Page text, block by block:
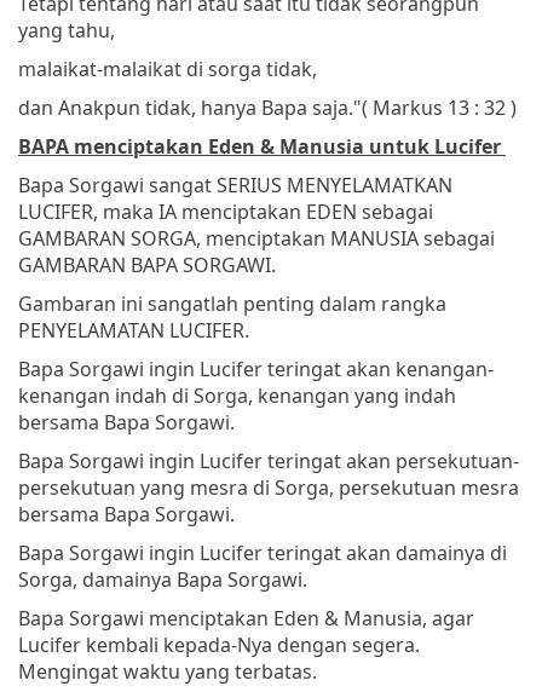
yang tahu,
malaikat-malaikat di sorga tidak,
dan Anakpun tidak, hanya Bapa saja."( Markus 13 : 32 )
BAPA menciptakan Eden & Manusia untuk Lucifer
Bapa Sorgawi sangat SERIUS MENYELAMATKAN
LUCIFER, maka IA menciptakan EDEN sebagai
GAMBARAN SORGA, menciptakan MANUSIA sebagai
GAMBARAN BAPA SORGAWI.
Gambaran ini sangatlah penting dalam rangka
PENYELAMATAN LUCIFER.
Bapa Sorgawi ingin Lucifer teringat akan kenangan-
kenangan indah di Sorga, kenangan yang indah
bersama Bapa Sorgawi.
Bapa Sorgawi ingin Lucifer teringat akan persekutuan-
persekutuan yang mesra di Sorga, persekutuan mesra
bersama Bapa Sorgawi.
Bapa Sorgawi ingin Lucifer teringat akan damainya di
Sorga, damainya Bapa Sorgawi.
Bapa Sorgawi menciptakan Eden & Manusia, agar
Lucifer kembali kepada-Nya dengan segera.
Mengingat waktu yang terbatas.